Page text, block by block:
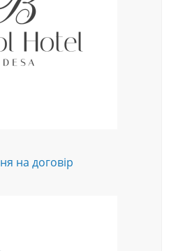
на договір